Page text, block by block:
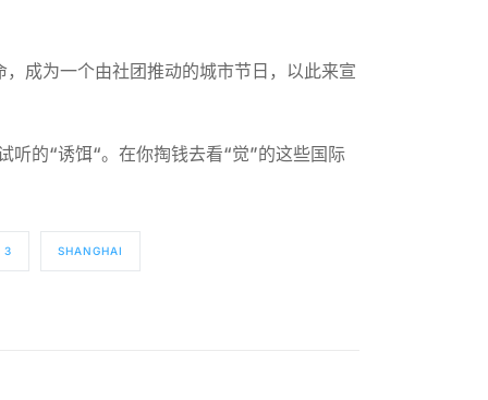
成为一个由社团推动的城市节日，以此来宣
的“诱饵“。在你掏钱去看“觉”的这些国际
3 SHANGHAI